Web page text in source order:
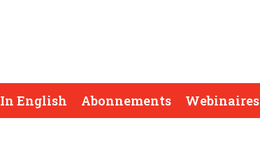
In English Abonnements Webinaires